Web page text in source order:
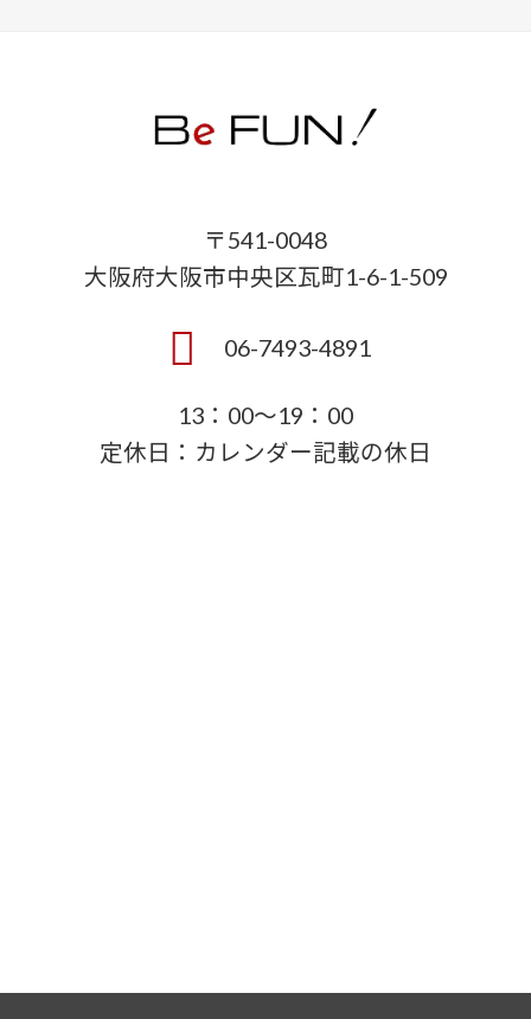
〒541-0048
大阪府大阪市中央区瓦町1-6-1-509
06-7493-4891
13：00～19：00
定休日：カレンダー記載の休日